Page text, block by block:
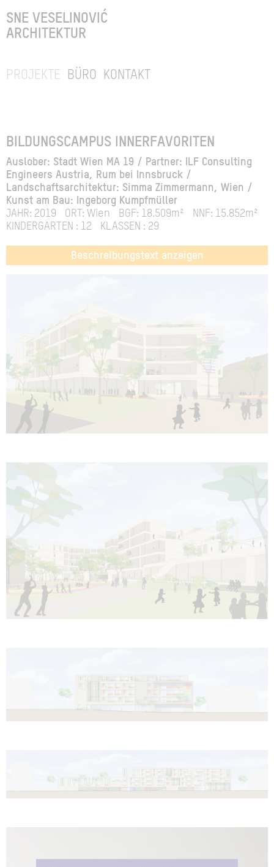
SNE VESELINOVIĆ
ARCHITEKTUR
PROJEKTE BÜRO KONTAKT
BILDUNGSCAMPUS INNERFAVORITEN
Auslober: Stadt Wien MA 19 / Partner: ILF Consulting
Engineers Austria, Rum bei Innsbruck /
Landschaftsarchitektur: Simma Zimmermann, Wien /
Kunst am Bau: Ingeborg Kumpfmüller
JAHR: 2019
ORT: Wien BGF: 18.509m²
NNF: 15.852m²
KINDERGARTEN : 12
KLASSEN : 29
Beschreibungstext anzeigen